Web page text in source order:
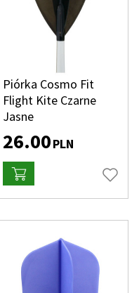
Piórka Cosmo Fit
Flight Kite Czarne
Jasne
26.00PLN